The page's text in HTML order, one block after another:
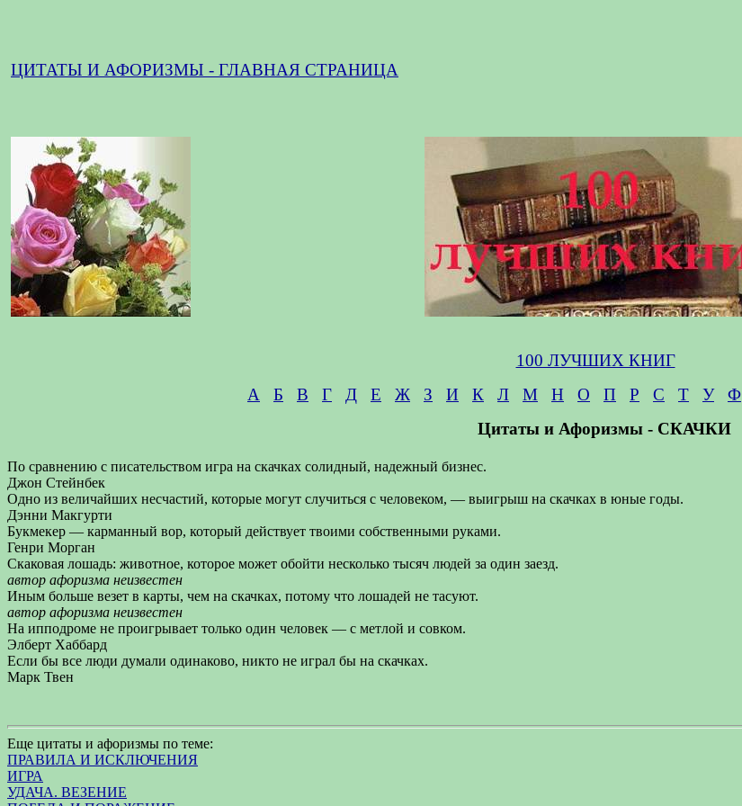
ЦИТАТЫ И АФОРИЗМЫ - ГЛАВНАЯ СТРАНИЦА
100 ЛУЧШИХ КНИГ
А
Б В Г Д Е Ж З И К Л М Н О П Р С Т У Ф
Цитаты и Афоризмы - СКАЧКИ
По сравнению с писательством игра на скачках солидный, надежный бизнес.
Джон Стейнбек
Одно из величайших несчастий, которые могут случиться с человеком, — выигрыш на скачках в юные годы.
Дэнни Макгурти
Букмекер — карманный вор, который действует твоими собственными руками.
Генри Морган
Скаковая лошадь: животное, которое может обойти несколько тысяч людей за один заезд.
автор афоризма неизвестен
Иным больше везет в карты, чем на скачках, потому что лошадей не тасуют.
автор афоризма неизвестен
На ипподроме не проигрывает только один человек — с метлой и совком.
Элберт Хаббард
Если бы все люди думали одинаково, никто не играл бы на скачках.
Марк Твен
Еще цитаты и афоризмы по теме:
ПРАВИЛА И ИСКЛЮЧЕНИЯ
ИГРА
УДАЧА. ВЕЗЕНИЕ